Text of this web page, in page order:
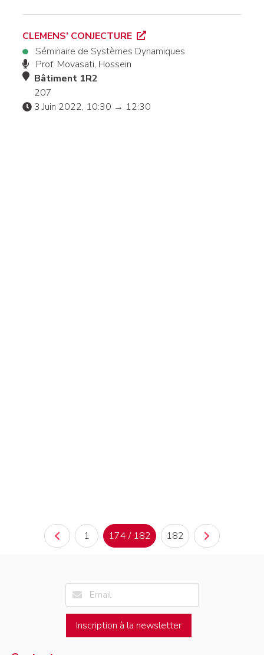
CLEMENS’ CONJECTURE
Séminaire de Systèmes Dynamiques
Prof. Movasati, Hossein
Bâtiment 1R2
207
3 Juin 2022, 10:30 → 12:30
1 174 / 182 182
Inscription à la newsletter